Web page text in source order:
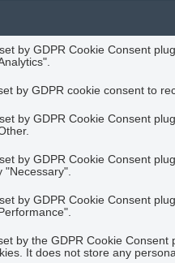
by GDPR Cookie Consent
by GDPR cookie consent to
by GDPR Cookie Consent
by GDPR Cookie Consent
"Necessary".
by GDPR Cookie Consent
by the GDPR Cookie
It does not store any